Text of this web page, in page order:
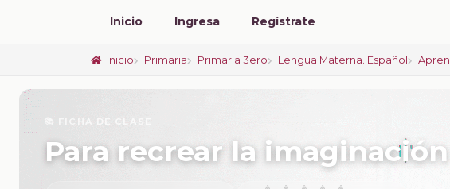
Inicio Ingresa Regístrate
Inicio Primaria Primaria 3ero Lengua Materna. Español
📚 FICHA DE CLASE
Para recrear la imaginación